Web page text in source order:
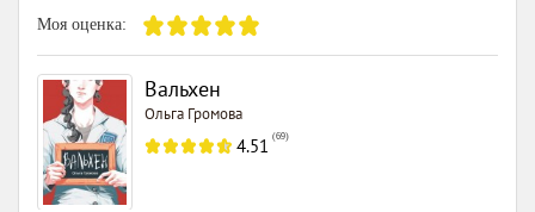
Моя оценка:
Вальхен
Ольга Громова
4.51 (69)